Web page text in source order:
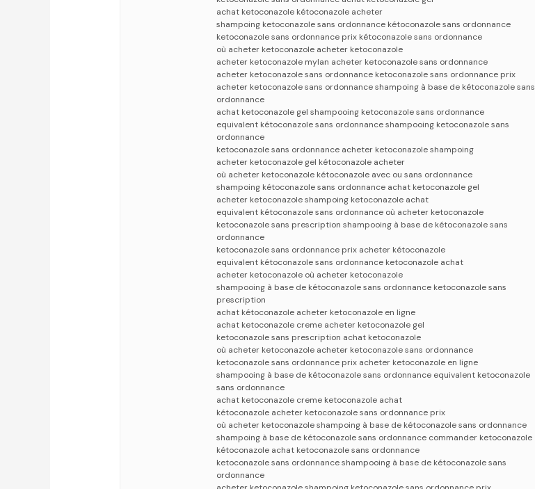
achat ketoconazole kétoconazole acheter
shampoing ketoconazole sans ordonnance kétoconazole sans ordonnance
ketoconazole sans ordonnance prix kétoconazole sans ordonnance
où acheter ketoconazole acheter ketoconazole
acheter ketoconazole mylan acheter ketoconazole sans ordonnance
acheter ketoconazole sans ordonnance ketoconazole sans ordonnance prix
acheter ketoconazole sans ordonnance shampoing à base de kétoconazole sans
ordonnance
achat ketoconazole gel shampooing ketoconazole sans ordonnance
equivalent kétoconazole sans ordonnance shampooing ketoconazole sans
ordonnance
ketoconazole sans ordonnance acheter ketoconazole shampoing
acheter ketoconazole gel kétoconazole acheter
où acheter ketoconazole kétoconazole avec ou sans ordonnance
shampoing kétoconazole sans ordonnance achat ketoconazole gel
acheter ketoconazole shampoing ketoconazole achat
equivalent kétoconazole sans ordonnance où acheter ketoconazole
ketoconazole sans prescription shampooing à base de kétoconazole sans
ordonnance
ketoconazole sans ordonnance prix acheter kétoconazole
equivalent kétoconazole sans ordonnance ketoconazole achat
acheter ketoconazole où acheter ketoconazole
shampooing à base de kétoconazole sans ordonnance ketoconazole sans
prescription
achat kétoconazole acheter ketoconazole en ligne
achat ketoconazole creme acheter ketoconazole gel
ketoconazole sans prescription achat ketoconazole
où acheter ketoconazole acheter ketoconazole sans ordonnance
ketoconazole sans ordonnance prix acheter ketoconazole en ligne
shampooing à base de kétoconazole sans ordonnance equivalent ketoconazole
sans ordonnance
achat ketoconazole creme ketoconazole achat
kétoconazole acheter ketoconazole sans ordonnance prix
où acheter ketoconazole shampoing à base de kétoconazole sans ordonnance
shampoing à base de kétoconazole sans ordonnance commander ketoconazole
kétoconazole achat ketoconazole sans ordonnance
ketoconazole sans ordonnance shampooing à base de kétoconazole sans
ordonnance